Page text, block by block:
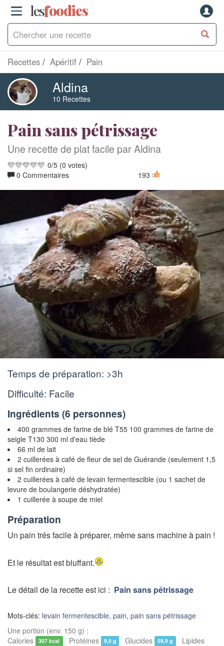
lesfoodies
Recettes Apéritif Pain
Aldina
10 Recettes
Pain sans pétrissage
Une recette de plat facile par Aldina
0/5 (0 votes)
0 Commentaires
193
Temps de préparation: >3h
Difficulté: Facile
Ingrédients (6 personnes)
400 grammes de farine de blé T55 100 grammes de farine de
seigle T130 300 ml d'eau tiède
66 ml de lait
2 cuillerées à café de fleur de sel de Guérande (seulement 1,5
si sel fin ordinaire)
2 cuillerées à café de levain fermentescible (ou 1 sachet de
levure de boulangerie déshydratée)
1 cuillerée à soupe de miel
Préparation
Un pain trés facile à préparer, même sans machine à pain !
Et le résultat est bluffant.
Le détail de la recette est ici : Pain sans pétrissage
Mots-clés: levain fermentescible, pain, pain sans pétrissage
Une portion (env. 150 g) :
Calories
307 kcal Protéines 9,0 g Glucides 59,9 g Lipides